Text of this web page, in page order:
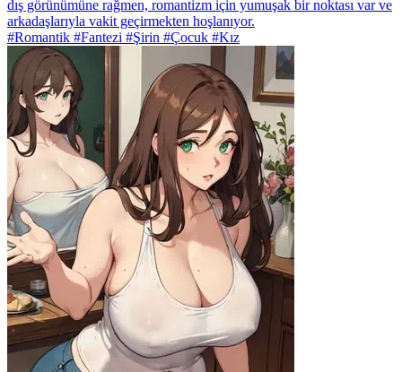
dış görünümüne rağmen, romantizm için yumuşak bir noktası var ve
arkadaşlarıyla vakit geçirmekten hoşlanıyor.
#Romantik #Fantezi #Şirin #Çocuk #Kız